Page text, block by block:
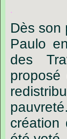
.
Dès son
Paulo
des
création